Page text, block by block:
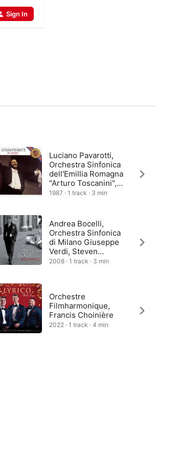
Sign In
Luciano Pavarotti,
Orchestra Sinfonica
dell'Emillia Romagna
"Arturo Toscanini",
Emerson Buckley
1987 · 1 track · 3 min
Andrea Bocelli,
Orchestra Sinfonica
di Milano Giuseppe
Verdi, Steven
Mercurio
2008 · 1 track · 3 min
Orchestre
Filmharmonique,
Francis Choinière
2022 · 1 track · 4 min